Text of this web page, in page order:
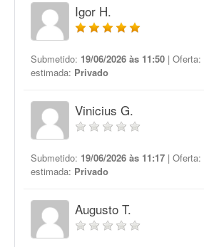
Igor H.
Submetido: 19/06/2026 às 11:50 | Oferta:
estimada: Privado
Vinicius G.
Submetido: 19/06/2026 às 11:17 | Oferta:
estimada: Privado
Augusto T.